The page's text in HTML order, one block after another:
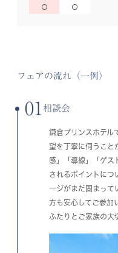
フェアの流れ（一例）
01 相談会
鎌倉プリンスホテル
望を丁寧に伺うこと
感」「導線」「ゲス
されるポイントにつ
ージがまだ固まって
方も安心してご参加
ふたりとご家族の大